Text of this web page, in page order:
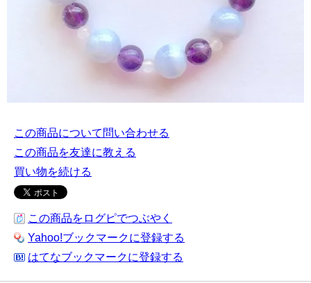
この商品について問い合わせる
この商品を友達に教える
買い物を続ける
この商品をログピでつぶやく
Yahoo!ブックマークに登録する
はてなブックマークに登録する